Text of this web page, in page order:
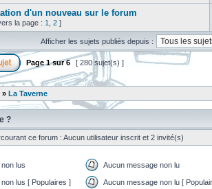
d'un nouveau sur le forum
la page : 1 2 ]
Afficher les sujets publiés depuis :
Page1sur6 [ 280 sujet(s) ]
» La Taverne
?
ce forum : Aucun utilisateur inscrit et 2 invité(s)
lus Aucun message non lu
lus [ Populaires ] Aucun message non lu [